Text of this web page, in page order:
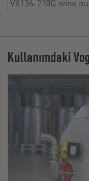
VX136-210Q wine
Kullanımdaki